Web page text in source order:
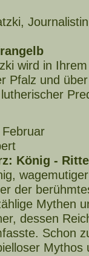
wird in
Pfalz und
König -
der
Mythen
dessen
Schon